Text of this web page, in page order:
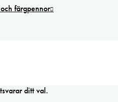
färgpennor
ditt val.